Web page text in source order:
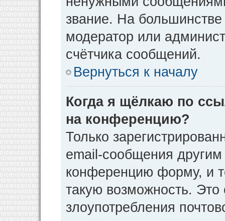
звание. На
модератор или
счётчика сообщений.
Вернуться к началу
Когда я щёлкаю по
на конференцию?
Только
email-сообщения
конференцию форму, и
такую возможность. Это
злоупотребления